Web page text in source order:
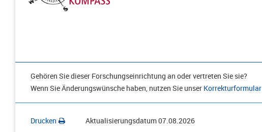
Gehören Sie dieser Forschungseinrichtung an oder vertreten Sie sie?
Wenn Sie Änderungswünsche haben, nutzen Sie unser Korrekturformular
Drucken Aktualisierungsdatum07.08.2026